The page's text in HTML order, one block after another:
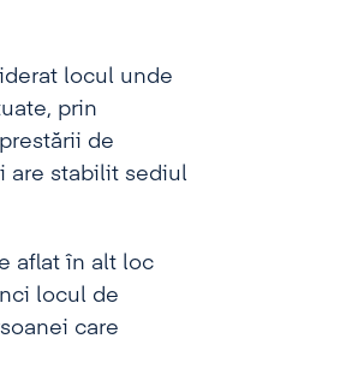
locul unde
prin
de
are stabilit sediul
aflat în alt loc
locul de
care